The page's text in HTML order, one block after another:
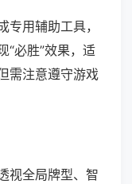
用辅助工具，
“必胜”效果，适
需注意遵守游戏
视全局牌型、智